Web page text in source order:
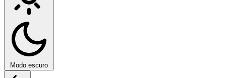
Modo escuro